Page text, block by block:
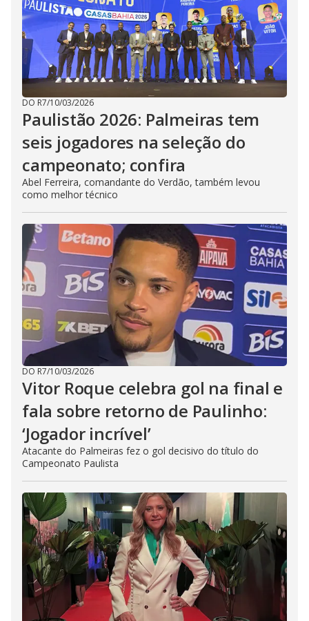
DO R7/10/03/2026
Paulistão 2026: Palmeiras tem
seis jogadores na seleção do
campeonato; confira
Abel Ferreira, comandante do Verdão, também levou
como melhor técnico
DO R7/10/03/2026
Vitor Roque celebra gol na final e
fala sobre retorno de Paulinho:
‘Jogador incrível’
Atacante do Palmeiras fez o gol decisivo do título do
Campeonato Paulista